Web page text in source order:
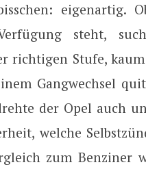
eigenartig.
steht,
richtigen Stufe,
Gangwechsel
der Opel auch
welche
zum Benziner